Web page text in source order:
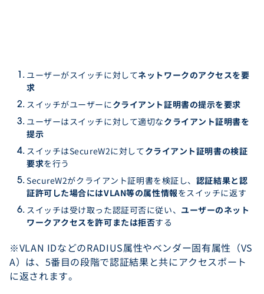
ユーザーがスイッチに対してネットワークのアクセスを要
求
スイッチがユーザーにクライアント証明書の提示を要求
ユーザーはスイッチに対して適切なクライアント証明書を
提示
スイッチはSecureW2に対してクライアント証明書の検証
要求を行う
SecureW2がクライアント証明書を検証し、 認証結果と認
証許可した場合にはVLAN等の属性情報をスイッチに返す
スイッチは受け取った認証可否に従い、 ユーザーのネット
ワークアクセスを許可または拒否する
※VLAN IDなどのRADIUS属性やベンダー固有属性（VS
A）は、5番目の段階で認証結果と共にアクセスポート
に返されます。